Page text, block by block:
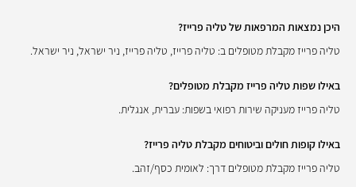
היכן נמצאות המרפאות של טליה פרייז?
טליה פרייז מקבלת מטופלים ב: טליה פרייז, טליה פרייז, ניר ישראל, ניר ישראל.
באילו שפות טליה פרייז מקבלת מטופלים?
טליה פרייז מעניקה שירות רפואי בשפות: עברית, אנגלית.
באילו קופות חולים וביטוחים מקבלת טליה פרייז?
טליה פרייז מקבלת מטופלים דרך: לאומית כסף/זהב.